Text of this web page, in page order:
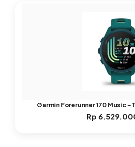
Garmin Forerunner 170 Music –
Rp